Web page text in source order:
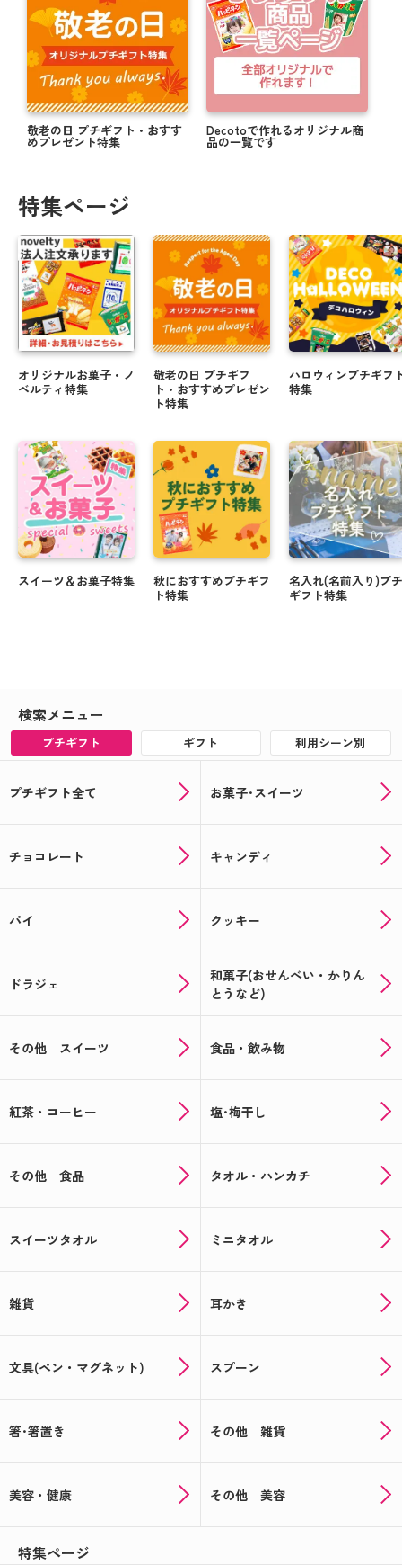
敬老の日 プチギフト・おすす
めプレゼント特集
Decotoで作れるオリジナル商
品の一覧です
特集ページ
オリジナルお菓子・ノ
ベルティ特集
スイーツ＆お菓子特集
敬老の日 プチギフ
ト・おすすめプレゼン
ト特集
秋におすすめプチギフ
ト特集
ハロウィンプチギフ
特集
名入れ(名前入り)プチ
ギフト特集
検索メニュー
プチギフト ギフト 利用シーン別
プチギフト全て お菓子･スイーツ
チョコレート キャンディ
パイ クッキー
ドラジェ
和菓子(おせんべい・かりん
とうなど)
その他 スイーツ 食品・飲み物
紅茶・コーヒー 塩･梅干し
その他 食品 タオル・ハンカチ
スイーツタオル ミニタオル
雑貨 耳かき
文具(ペン・マグネット) スプーン
箸･箸置き その他 雑貨
美容・健康 その他 美容
特集ページ